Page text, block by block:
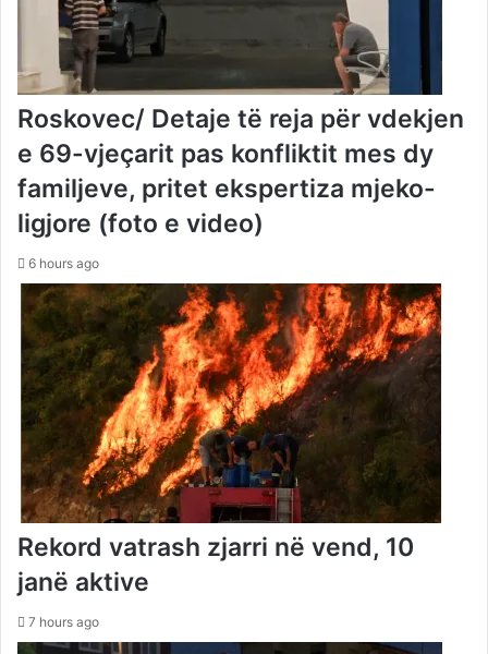
Roskovec/ Detaje të reja për vdekjen
e 69-vjeçarit pas konfliktit mes dy
familjeve, pritet ekspertiza mjeko-
ligjore (foto e video)
6 hours ago
Rekord vatrash zjarri në vend, 10
janë aktive
7 hours ago